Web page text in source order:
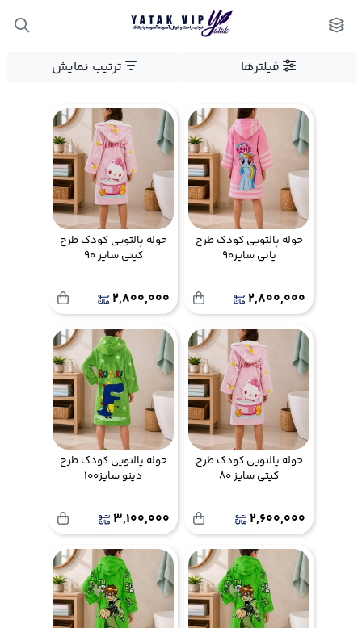
فیلترها ترتیب نمایش
حوله پالتویی کودک طرح
پانی سایز90
2,800,000
حوله پالتویی کودک طرح
کیتی سایز 90
2,800,000
حوله پالتویی کودک طرح
کیتی سایز 80
2,600,000
حوله پالتویی کودک طرح
دینو سایز100
3,100,000